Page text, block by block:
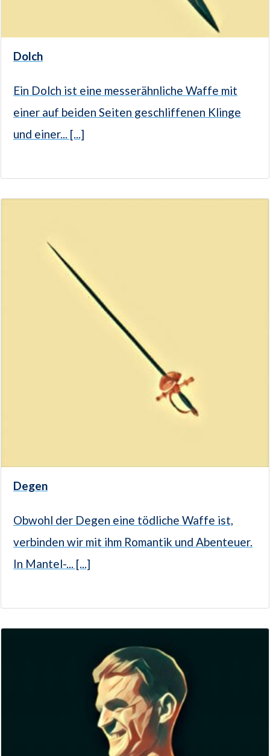
Dolch
Ein Dolch ist eine messerähnliche Waffe mit
einer auf beiden Seiten geschliffenen Klinge
und einer... [...]
Degen
Obwohl der Degen eine tödliche Waffe ist,
verbinden wir mit ihm Romantik und Abenteuer.
In Mantel-... [...]